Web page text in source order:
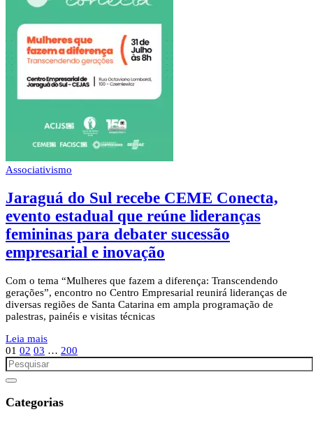
Associativismo
Jaraguá do Sul recebe CEME Conecta,
evento estadual que reúne lideranças
femininas para debater sucessão
empresarial e inovação
Com o tema “Mulheres que fazem a diferença: Transcendendo
gerações”, encontro no Centro Empresarial reunirá lideranças de
diversas regiões de Santa Catarina em ampla programação de
palestras, painéis e visitas técnicas
Leia mais
01 02 03 … 200
Categorias